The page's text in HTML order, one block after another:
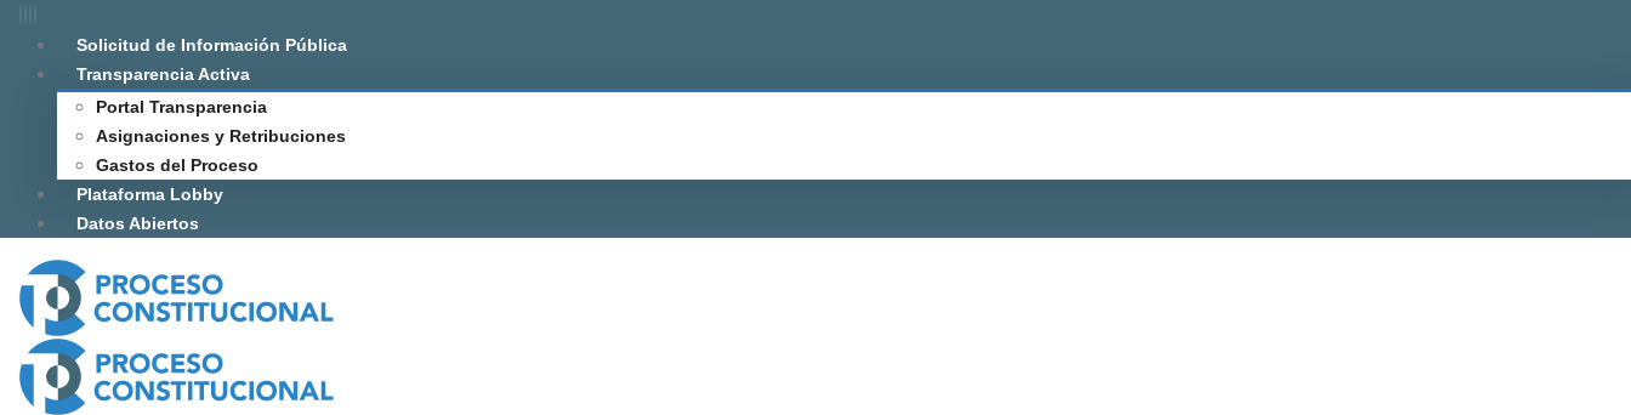
Solicitud de Información Pública
Transparencia Activa
Portal Transparencia
Asignaciones y Retribuciones
Gastos del Proceso
Plataforma Lobby
Datos Abiertos